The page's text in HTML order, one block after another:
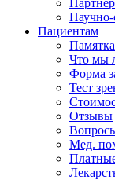
Научно-
Пациентам
Что мы
Форма
Тест
Отзывы
Мед.